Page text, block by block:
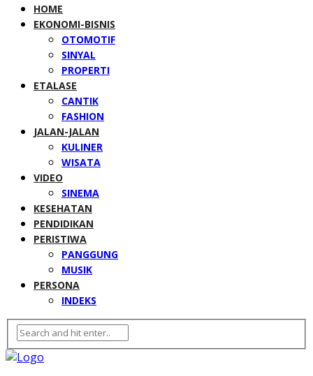
HOME
EKONOMI-BISNIS
OTOMOTIF
SINYAL
PROPERTI
ETALASE
CANTIK
FASHION
JALAN-JALAN
KULINER
WISATA
VIDEO
SINEMA
KESEHATAN
PENDIDIKAN
PERISTIWA
PANGGUNG
MUSIK
PERSONA
INDEKS